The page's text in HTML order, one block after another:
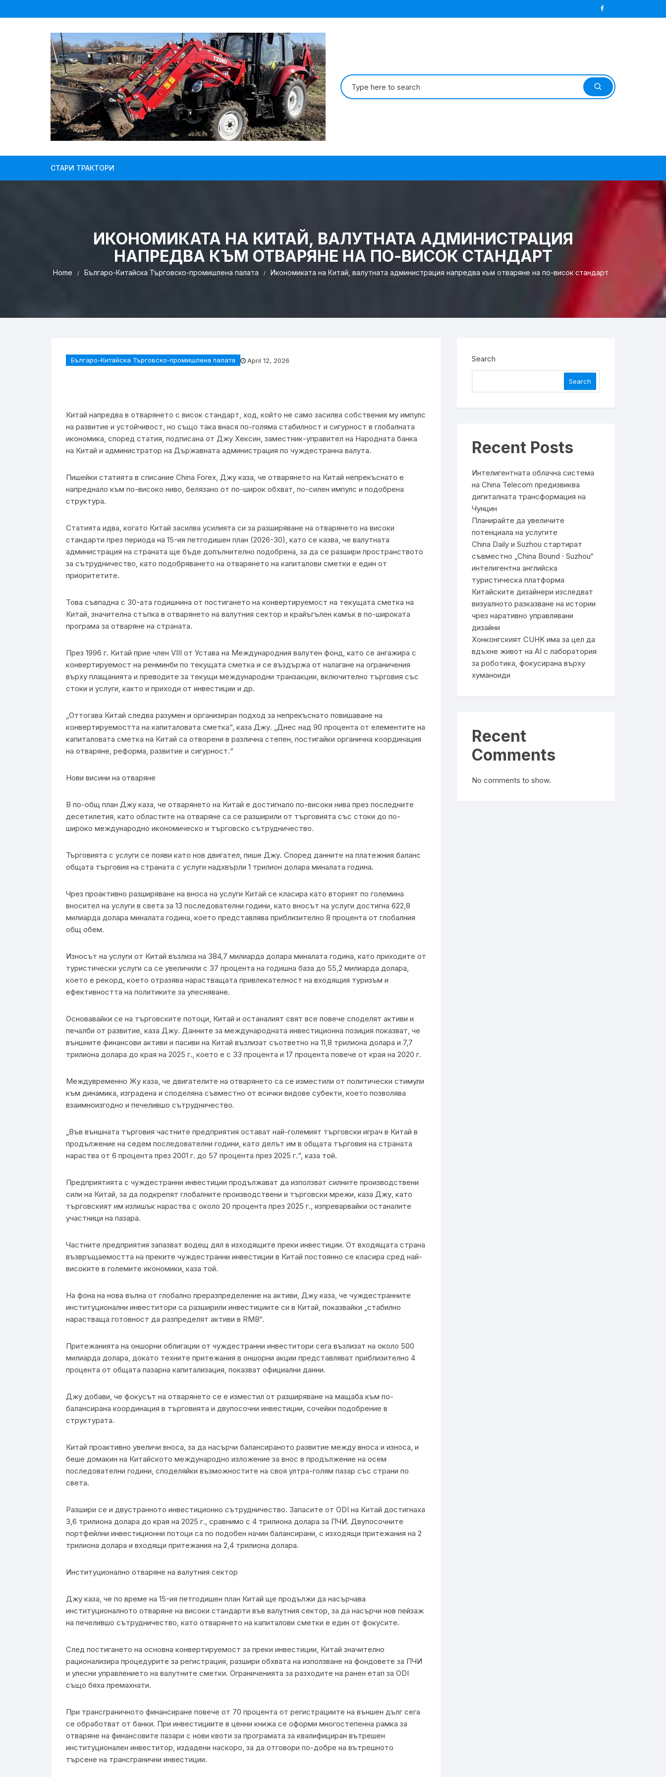
to
Search
for:
СТАРИ ТРАКТОРИ
ИКОНОМИКАТА НА КИТАЙ, ВАЛУТНАТА АДМИНИСТРАЦИЯ
НАПРЕДВА КЪМ ОТВАРЯНЕ НА ПО-ВИСОК СТАНДАРТ
Home Българо-Китайска Търговско-промишлена палaта Икономиката на Китай, валутната администрация напредва към отваряне на по-висок стандарт
Българо-Китайска Търговско-промишлена палaта April 12, 2026
Китай напредва в отварянето с висок стандарт, ход, който не само засилва собствения му импулс
на развитие и устойчивост, но също така внася по-голяма стабилност и сигурност в глобалната
икономика, според статия, подписана от Джу Хексин, заместник-управител на Народната банка
на Китай и администратор на Държавната администрация по чуждестранна валута.
Пишейки статията в списание China Forex, Джу каза, че отварянето на Китай непрекъснато е
напреднало към по-високо ниво, белязано от по-широк обхват, по-силен импулс и подобрена
структура.
Статията идва, когато Китай засилва усилията си за разширяване на отварянето на високи
стандарти през периода на 15-ия петгодишен план (2026-30), като се казва, че валутната
администрация на страната ще бъде допълнително подобрена, за да се разшири пространството
за сътрудничество, като подобряването на отварянето на капиталови сметки е един от
приоритетите.
Това съвпадна с 30-ата годишнина от постигането на конвертируемост на текущата сметка на
Китай, значителна стъпка в отварянето на валутния сектор и крайъгълен камък в по-широката
програма за отваряне на страната.
През 1996 г. Китай прие член VIII от Устава на Международния валутен фонд, като се ангажира с
конвертируемост на ренминби по текущата сметка и се въздържа от налагане на ограничения
върху плащанията и преводите за текущи международни транзакции, включително търговия със
стоки и услуги, както и приходи от инвестиции и др.
„Оттогава Китай следва разумен и организиран подход за непрекъснато повишаване на
конвертируемостта на капиталовата сметка“, каза Джу. „Днес над 90 процента от елементите на
капиталовата сметка на Китай са отворени в различна степен, постигайки органична координация
на отваряне, реформа, развитие и сигурност.“
Нови висини на отваряне
В по-общ план Джу каза, че отварянето на Китай е достигнало по-високи нива през последните
десетилетия, като областите на отваряне са се разширили от търговията със стоки до по-
широко международно икономическо и търговско сътрудничество.
Търговията с услуги се появи като нов двигател, пише Джу. Според данните на платежния баланс
общата търговия на страната с услуги надхвърли 1 трилион долара миналата година.
Чрез проактивно разширяване на вноса на услуги Китай се класира като вторият по големина
вносител на услуги в света за 13 последователни години, като вносът на услуги достигна 622,8
милиарда долара миналата година, което представлява приблизително 8 процента от глобалния
общ обем.
Износът на услуги от Китай възлиза на 384,7 милиарда долара миналата година, като приходите от
туристически услуги са се увеличили с 37 процента на годишна база до 55,2 милиарда долара,
което е рекорд, което отразява нарастващата привлекателност на входящия туризъм и
ефективността на политиките за улесняване.
Основавайки се на търговските потоци, Китай и останалият свят все повече споделят активи и
печалби от развитие, каза Джу. Данните за международната инвестиционна позиция показват, че
външните финансови активи и пасиви на Китай възлизат съответно на 11,8 трилиона долара и 7,7
трилиона долара до края на 2025 г., което е с 33 процента и 17 процента повече от края на 2020 г.
Междувременно Жу каза, че двигателите на отварянето са се изместили от политически стимули
към динамика, изградена и споделяна съвместно от всички видове субекти, което позволява
взаимноизгодно и печелившо сътрудничество.
„Във външната търговия частните предприятия остават най-големият търговски играч в Китай в
продължение на седем последователни години, като делът им в общата търговия на страната
нараства от 6 процента през 2001 г. до 57 процента през 2025 г.“, каза той.
Предприятията с чуждестранни инвестиции продължават да използват силните производствени
сили на Китай, за да подкрепят глобалните производствени и търговски мрежи, каза Джу, като
търговският им излишък нараства с около 20 процента през 2025 г., изпреварвайки останалите
участници на пазара.
Частните предприятия запазват водещ дял в изходящите преки инвестиции. От входящата страна
възвръщаемостта на преките чуждестранни инвестиции в Китай постоянно се класира сред най-
високите в големите икономики, каза той.
На фона на нова вълна от глобално преразпределение на активи, Джу каза, че чуждестранните
институционални инвеститори са разширили инвестициите си в Китай, показвайки „стабилно
нарастваща готовност да разпределят активи в RMB“.
Притежанията на оншорни облигации от чуждестранни инвеститори сега възлизат на около 500
милиарда долара, докато техните притежания в оншорни акции представляват приблизително 4
процента от общата пазарна капитализация, показват официални данни.
Джу добави, че фокусът на отварянето се е изместил от разширяване на мащаба към по-
балансирана координация в търговията и двупосочни инвестиции, сочейки подобрение в
структурата.
Китай проактивно увеличи вноса, за да насърчи балансираното развитие между вноса и износа, и
беше домакин на Китайското международно изложение за внос в продължение на осем
последователни години, споделяйки възможностите на своя ултра-голям пазар със страни по
света.
Разшири се и двустранното инвестиционно сътрудничество. Запасите от ODI на Китай достигнаха
3,6 трилиона долара до края на 2025 г., сравнимо с 4 трилиона долара за ПЧИ. Двупосочните
портфейлни инвестиционни потоци са по подобен начин балансирани, с изходящи притежания на 2
трилиона долара и входящи притежания на 2,4 трилиона долара.
Институционално отваряне на валутния сектор
Джу каза, че по време на 15-ия петгодишен план Китай ще продължи да насърчава
институционалното отваряне на високи стандарти във валутния сектор, за да насърчи нов пейзаж
на печелившо сътрудничество, като отварянето на капиталови сметки е един от фокусите.
След постигането на основна конвертируемост за преки инвестиции, Китай значително
рационализира процедурите за регистрация, разшири обхвата на използване на фондовете за ПЧИ
и улесни управлението на валутните сметки. Ограниченията за разходите на ранен етап за ODI
също бяха премахнати.
При трансграничното финансиране повече от 70 процента от регистрациите на външен дълг сега
се обработват от банки. При инвестициите в ценни книжа се оформи многостепенна рамка за
отваряне на финансовите пазари с нови квоти за програмата за квалифициран вътрешен
институционален инвеститор, издадени наскоро, за да отговори по-добре на вътрешното
търсене на трансгранични инвестиции.
Search
Search
Recent Posts
Интелигентната облачна система
на China Telecom предизвиква
дигиталната трансформация на
Чунцин
Планирайте да увеличите
потенциала на услугите
China Daily и Suzhou стартират
съвместно „China Bound · Suzhou“
интелигентна английска
туристическа платформа
Китайските дизайнери изследват
визуалното разказване на истории
чрез наративно управлявани
дизайни
Хонконгският CUHK има за цел да
вдъхне живот на AI с лаборатория
за роботика, фокусирана върху
хуманоиди
Recent
Comments
No comments to show.